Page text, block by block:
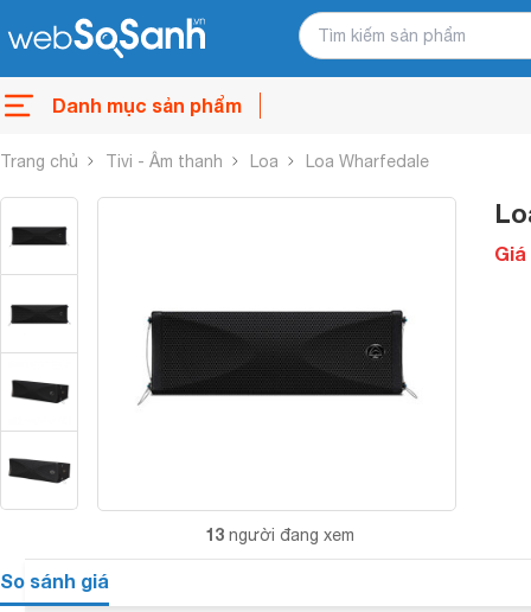
Danh mục sản phẩm
Trang chủ Tivi - Âm thanh Loa Loa Wharfedale
13 người đang xem
Giá
So sánh giá